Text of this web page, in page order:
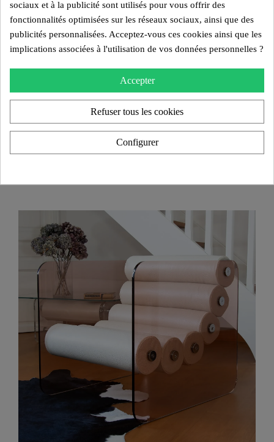
Fauteuil Design MW02 "Bicolore" – Parois En PMMA Coulé,
3 300,00 €
sociaux et à la publicité sont utilisés pour vous offrir des
fonctionnalités optimisées sur les réseaux sociaux, ainsi que des
publicités personnalisées. Acceptez-vous ces cookies ainsi que les
implications associées à l'utilisation de vos données personnelles ?
Accepter
Refuser tous les cookies
Configurer